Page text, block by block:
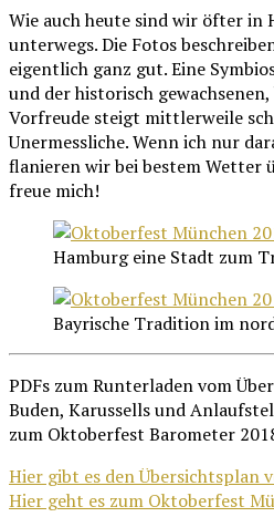
Wie auch heute sind wir öfter in
unterwegs. Die Fotos
eigentlich ganz gut. Eine
und der historisch
Vorfreude steigt mittlerweile
Unermessliche. Wenn ich nur
flanieren wir bei bestem Wetter
freue mich!
Hamburg eine Stadt zum
Bayrische Tradition im
PDFs zum Runterladen vom
Buden, Karussells und
zum Oktoberfest Barometer
Hier gibt es den Übersichtsplan
Hier geht es zum Oktoberfest